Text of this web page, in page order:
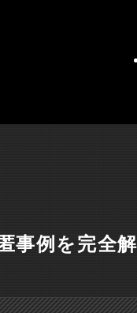
事例を完全